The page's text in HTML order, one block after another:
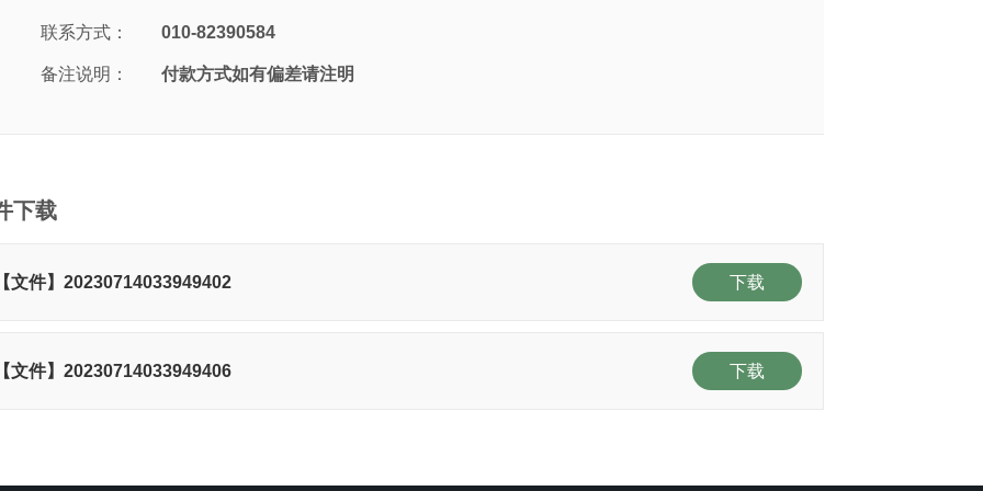
联系方式： 010-82390584
备注说明： 付款方式如有偏差请注明
下载
文件】20230714033949402 下载
文件】20230714033949406 下载